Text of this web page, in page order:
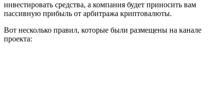
инвестировать средства, а компания будет приносить вам
пассивную прибыль от арбитража криптовалюты.
Вот несколько правил, которые были размещены на канале
проекта: